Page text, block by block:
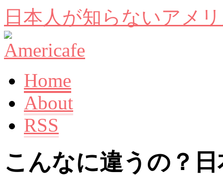
日本人が知らないアメ
Home
About
RSS
こんなに違うの？